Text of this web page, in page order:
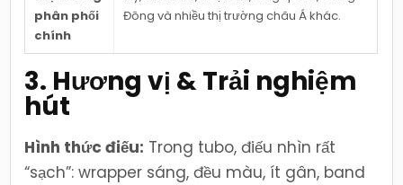
phân phối
chính
Đông và nhiều thị trường châu Á khác.
3. Hương vị & Trải nghiệm
hút
Hình thức điếu: Trong tubo, điếu nhìn rất
“sạch”: wrapper sáng, đều màu, ít gân, band